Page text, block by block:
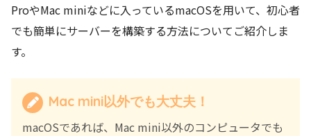
ProやMac miniなどに入っているmacOSを用いて、初心者
でも簡単にサーバーを構築する方法についてご紹介しま
す。
Mac mini以外でも大丈夫！
macOSであれば、Mac mini以外のコンピュータでも